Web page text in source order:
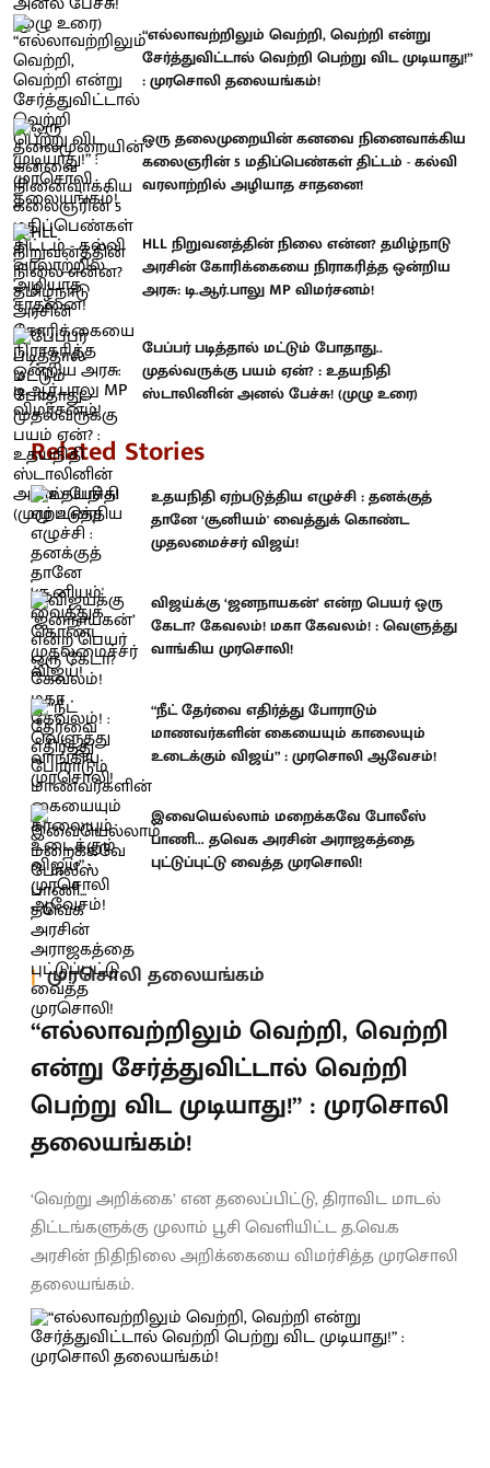
“எல்லாவற்றிலும் வெற்றி, வெற்றி என்று
சேர்த்துவிட்டால் வெற்றி பெற்று விட முடியாது!”
: முரசொலி தலையங்கம்!
ஒரு தலைமுறையின் கனவை நினைவாக்கிய
கலைஞரின் 5 மதிப்பெண்கள் திட்டம் - கல்வி
வரலாற்றில் அழியாத சாதனை!
HLL நிறுவனத்தின் நிலை என்ன? தமிழ்நாடு
அரசின் கோரிக்கையை நிராகரித்த ஒன்றிய
அரசு: டி.ஆர்.பாலு MP விமர்சனம்!
பேப்பர் படித்தால் மட்டும் போதாது..
முதல்வருக்கு பயம் ஏன்? : உதயநிதி
ஸ்டாலினின் அனல் பேச்சு! (முழு உரை)
Related Stories
உதயநிதி ஏற்படுத்திய எழுச்சி : தனக்குத்
தானே ‘சூனியம்' வைத்துக் கொண்ட
முதலமைச்சர் விஜய்!
விஜய்க்கு ‘ஜனநாயகன்’ என்ற பெயர் ஒரு
கேடா? கேவலம்! மகா கேவலம்! : வெளுத்து
வாங்கிய முரசொலி!
“நீட் தேர்வை எதிர்த்து போராடும்
மாணவர்களின் கையையும் காலையும்
உடைக்கும் விஜய்” : முரசொலி ஆவேசம்!
இவையெல்லாம் மறைக்கவே போலீஸ்
பாணி... தவெக அரசின் அராஜகத்தை
புட்டுப்புட்டு வைத்த முரசொலி!
முரசொலி தலையங்கம்
“எல்லாவற்றிலும் வெற்றி, வெற்றி
என்று சேர்த்துவிட்டால் வெற்றி
பெற்று விட முடியாது!” : முரசொலி
தலையங்கம்!
‘வெற்று அறிக்கை’ என தலைப்பிட்டு, திராவிட மாடல்
திட்டங்களுக்கு முலாம் பூசி வெளியிட்ட த.வெ.க
அரசின் நிதிநிலை அறிக்கையை விமர்சித்த முரசொலி
தலையங்கம்.